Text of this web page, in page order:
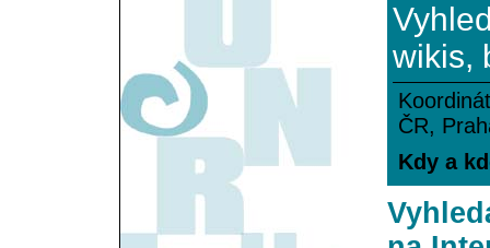
wikis,
ČR,
Kdy a